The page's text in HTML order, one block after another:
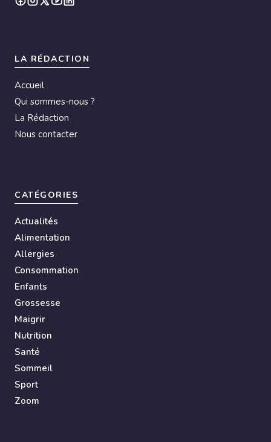
LA RÉDACTION
Accueil
Qui sommes-nous ?
La Rédaction
Nous contacter
CATÉGORIES
Actualités
Alimentation
Allergies
Consommation
Enfants
Grossesse
Maigrir
Nutrition
Santé
Sommeil
Sport
Zoom